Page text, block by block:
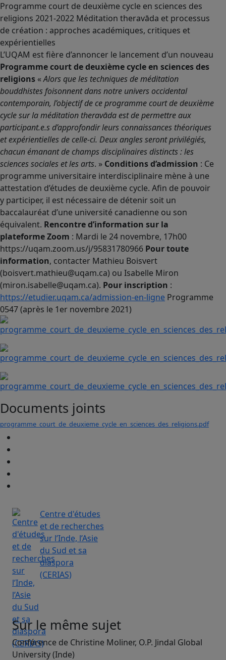
Programme court de deuxième cycle en sciences des
religions 2021-2022 Méditation theravāda et processus
de création : approches académiques, critiques et
expérientielles
L’UQAM est fière d’annoncer le lancement d’un nouveau
Programme court de deuxième cycle en sciences des
religions «Alors que les techniques de méditation
bouddhistes foisonnent dans notre univers occidental
contemporain, l’objectif de ce programme court de deuxième
cycle sur la méditation theravāda est de permettre aux
participant.e.s d’approfondir leurs connaissances théoriques
et expérientielles de celle-ci. Deux angles seront privilégiés,
chacun émanant de champs disciplinaires distincts : les
sciences sociales et les arts. » Conditions d’admission : Ce
programme universitaire interdisciplinaire mène à une
attestation d’études de deuxième cycle. Afin de pouvoir
y participer, il est nécessaire de détenir soit un
baccalauréat d’une université canadienne ou son
équivalent. Rencontre d’information sur la
plateforme Zoom : Mardi le 24 novembre, 17h00
https://uqam.zoom.us/j/95831780966 Pour toute
information, contacter Mathieu Boisvert
(boisvert.mathieu@uqam.ca) ou Isabelle Miron
(miron.isabelle@uqam.ca). Pour inscription :
https://etudier.uqam.ca/admission-en-ligne Programme
0547 (après le 1er novembre 2021)
Documents joints
programme_court_de_deuxieme_cycle_en_sciences_des_religions.pdf
Centre d'études
et de recherches
sur l’Inde, l’Asie
du Sud et sa
diaspora
(CERIAS)
Sur le même sujet
Conférence de Christine Moliner, O.P. Jindal Global
University (Inde)